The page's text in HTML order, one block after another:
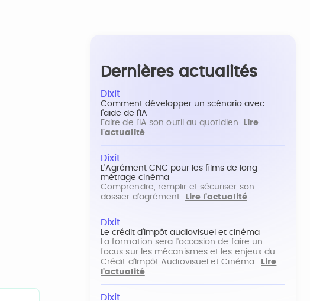
Dernières actualités
Dixit
Comment développer un scénario avec
l'aide de l'IA
Faire de l'IA son outil au quotidien
Lire
l'actualité
Dixit
L'Agrément CNC pour les films de long
métrage cinéma
Comprendre, remplir et sécuriser son
dossier d'agrément
Lire l'actualité
Dixit
Le crédit d'impôt audiovisuel et cinéma
La formation sera l'occasion de faire un
focus sur les mécanismes et les enjeux du
Crédit d'Impôt Audiovisuel et Cinéma.
Lire
l'actualité
Dixit